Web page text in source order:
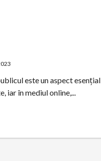
este un aspect esențial
iar în mediul online,...